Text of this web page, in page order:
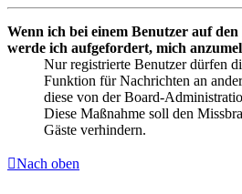
Wenn ich bei einem Benutzer auf
werde ich aufgefordert, mich
Nur registrierte Benutzer dürfen
Funktion für Nachrichten an
diese von der Board-
Diese Maßnahme soll den
Gäste verhindern.
Nach oben